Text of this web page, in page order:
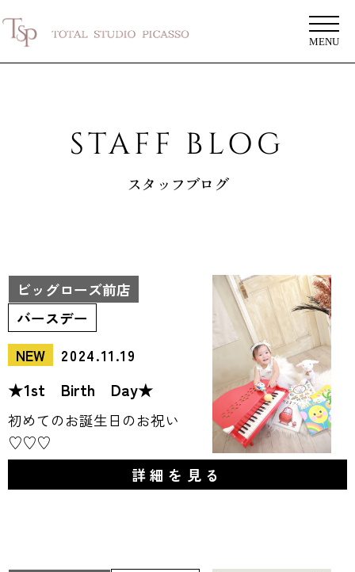
MENU
STAFF BLOG
スタッフブログ
ビッグローズ前店
バースデー
NEW
2024.11.19
★1st Birth Day★
初めてのお誕生日のお祝い
♡♡♡
詳細を見る